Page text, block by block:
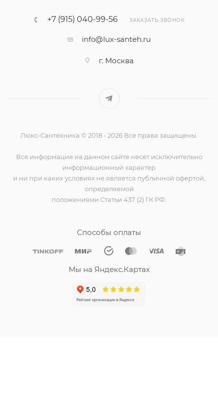
+7 (915) 040-99-56 ЗАКАЗАТЬ ЗВОНОК
info@lux-santeh.ru
г. Москва
Люкс-Сантехника © 2018 - 2026 Все права защищены.
Вся информация на данном сайте несёт исключительно
информационный характер
и ни при каких условиях не является публичной офертой,
определяемой
положениями Статьи 437 (2) ГК РФ.
Способы оплаты
Мы на Яндекс.Картах